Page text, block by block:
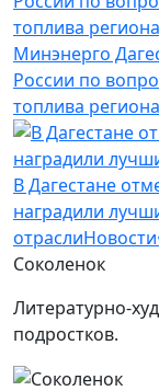
Минэнерго
России по
топлива
В Дагестане
наградили
отраслиНовости
Соколенок
Литературно-
подростков.